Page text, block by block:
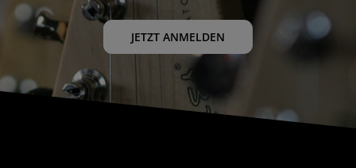
JETZT ANMELDEN